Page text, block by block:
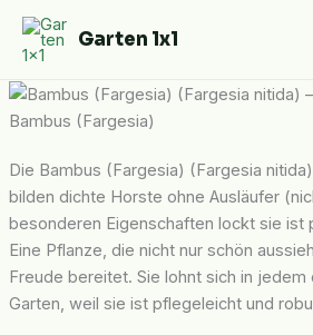
Zum
Inhalt
springen
Garten 1x1
Bambus (Fargesia)
Die Bambus (Fargesia) (Fargesia
bilden dichte Horste ohne Ausläufer
besonderen Eigenschaften lockt sie ist
Eine Pflanze, die nicht nur schön
Freude bereitet. Sie lohnt sich in jedem
Garten, weil sie ist pflegeleicht und